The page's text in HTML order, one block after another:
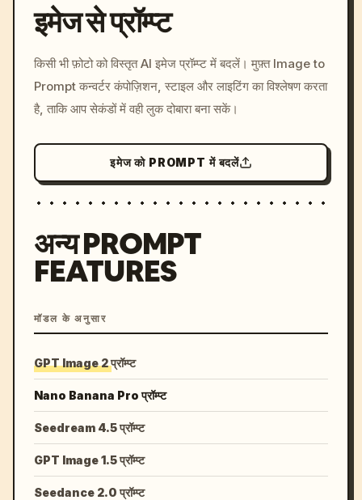
c, cyberpunk sunset, neon
colors, 8k --v 6.0
इमेज से प्रॉम्प्ट
किसी भी फ़ोटो को विस्तृत AI इमेज प्रॉम्प्ट में बदलें। मुफ़्त Image to
Prompt कन्वर्टर कंपोज़िशन, स्टाइल और लाइटिंग का विश्लेषण करता
है, ताकि आप सेकंडों में वही लुक दोबारा बना सकें।
इमेज को PROMPT में बदलें
अन्य PROMPT
FEATURES
मॉडल के अनुसार
GPT Image 2 प्रॉम्प्ट
Nano Banana Pro प्रॉम्प्ट
Seedream 4.5 प्रॉम्प्ट
GPT Image 1.5 प्रॉम्प्ट
Seedance 2.0 प्रॉम्प्ट